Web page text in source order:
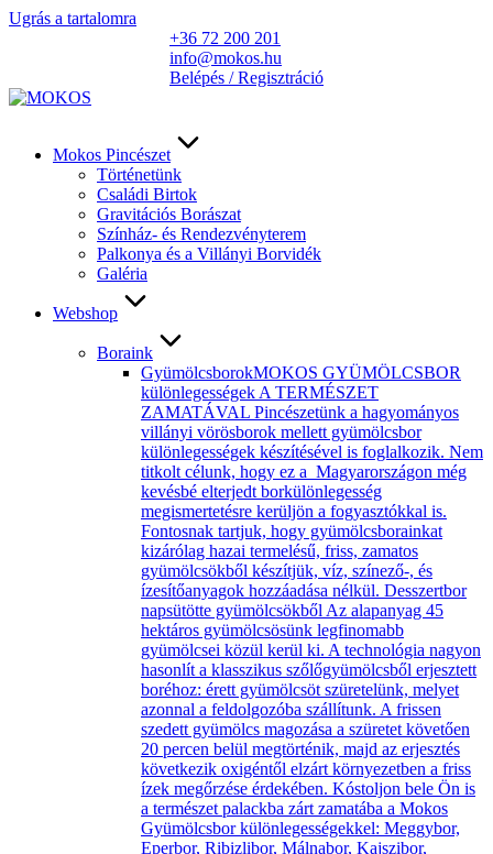
Ugrás a tartalomra
+36 72 200 201
info@mokos.hu
Belépés / Regisztráció
Mokos Pincészet
Történetünk
Családi Birtok
Gravitációs Borászat
Színház- és Rendezvényterem
Palkonya és a Villányi Borvidék
Galéria
Webshop
Boraink
GyümölcsborokMOKOS GYÜMÖLCSBOR
különlegességek A TERMÉSZET
ZAMATÁVAL Pincészetünk a hagyományos
villányi vörösborok mellett gyümölcsbor
különlegességek készítésével is foglalkozik. Nem
titkolt célunk, hogy ez a Magyarországon még
kevésbé elterjedt borkülönlegesség
megismertetésre kerüljön a fogyasztókkal is.
Fontosnak tartjuk, hogy gyümölcsborainkat
kizárólag hazai termelésű, friss, zamatos
gyümölcsökből készítjük, víz, színező-, és
ízesítőanyagok hozzáadása nélkül. Desszertbor
napsütötte gyümölcsökből Az alapanyag 45
hektáros gyümölcsösünk legfinomabb
gyümölcsei közül kerül ki. A technológia nagyon
hasonlít a klasszikus szőlőgyümölcsből erjesztett
boréhoz: érett gyümölcsöt szüretelünk, melyet
azonnal a feldolgozóba szállítunk. A frissen
szedett gyümölcs magozása a szüretet követően
20 percen belül megtörténik, majd az erjesztés
következik oxigéntől elzárt környezetben a friss
ízek megőrzése érdekében. Kóstoljon bele Ön is
a természet palackba zárt zamatába a Mokos
Gyümölcsbor különlegességekkel: Meggybor,
Eperbor, Ribizlibor, Málnabor, Kajszibor,